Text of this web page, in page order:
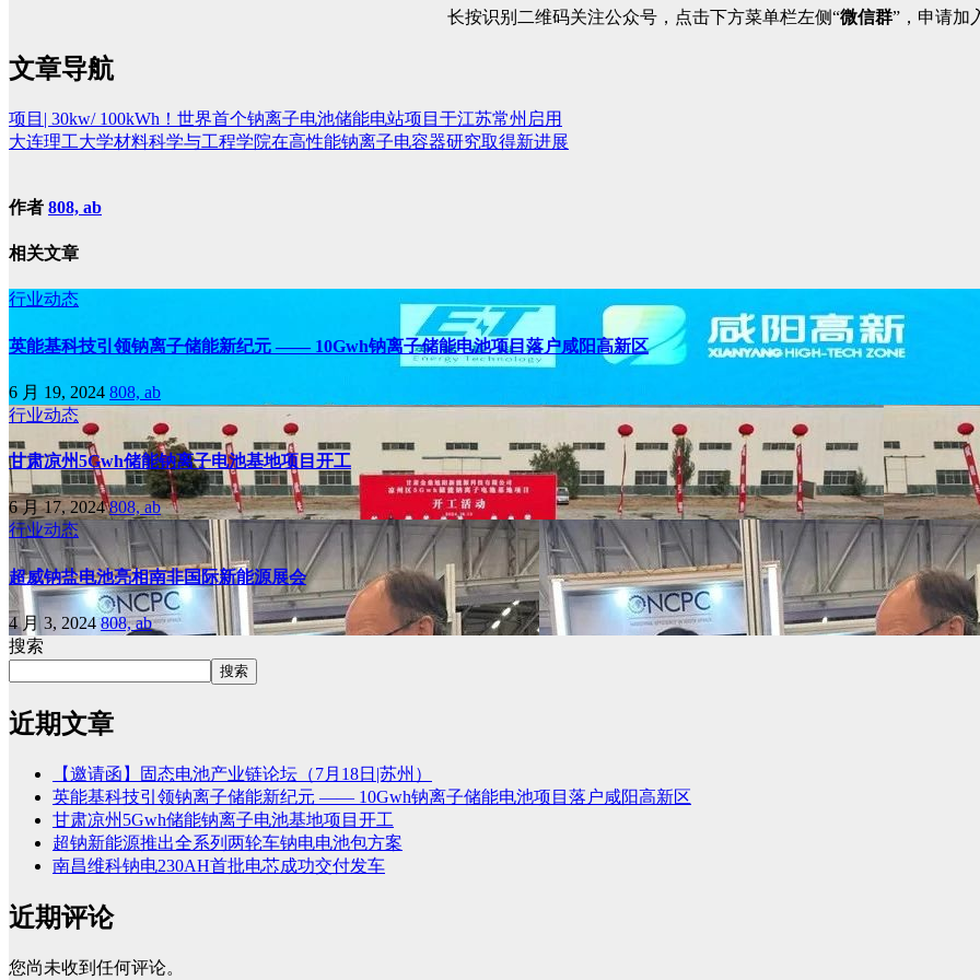
长按识别二维码关注公众号，点击下方菜单栏左侧“微信群”，申请加
文章导航
项目| 30kw/ 100kWh！世界首个钠离子电池储能电站项目于江苏常州启用
大连理工大学材料科学与工程学院在高性能钠离子电容器研究取得新进展
作者 808, ab
相关文章
行业动态
英能基科技引领钠离子储能新纪元 —— 10Gwh钠离子储能电池项目落户咸阳高新区
6 月 19, 2024 808, ab
行业动态
甘肃凉州5Gwh储能钠离子电池基地项目开工
6 月 17, 2024808, ab
行业动态
超威钠盐电池亮相南非国际新能源展会
4 月 3, 2024808, ab
搜索
搜索
近期文章
【邀请函】固态电池产业链论坛（7月18日|苏州）
英能基科技引领钠离子储能新纪元 —— 10Gwh钠离子储能电池项目落户咸阳高新区
甘肃凉州5Gwh储能钠离子电池基地项目开工
超钠新能源推出全系列两轮车钠电电池包方案
南昌维科钠电230AH首批电芯成功交付发车
近期评论
您尚未收到任何评论。